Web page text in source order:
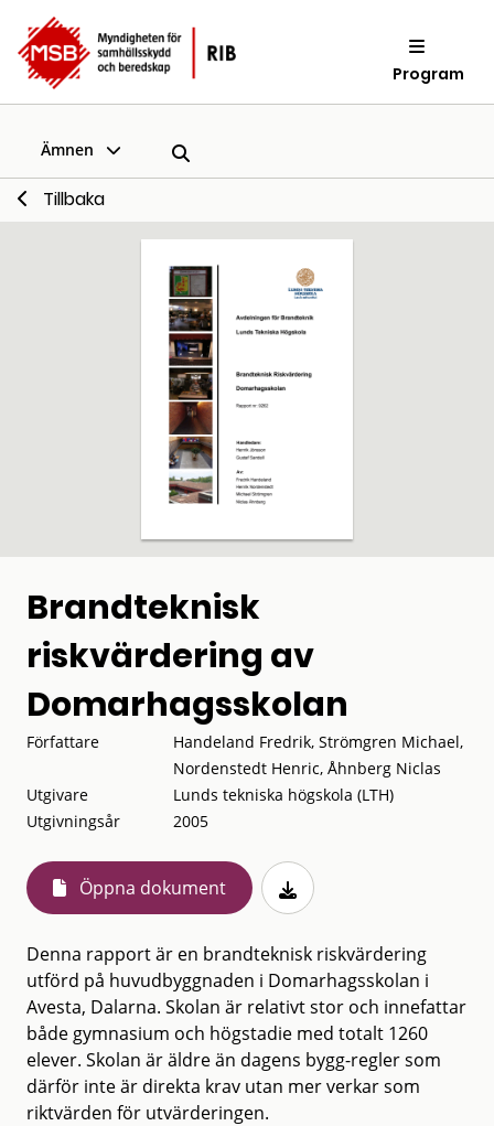
Program
Ämnen
Tillbaka
Brandteknisk
riskvärdering av
Domarhagsskolan
Författare
Handeland Fredrik, Strömgren Michael,
Nordenstedt Henric, Åhnberg Niclas
Utgivare
Lunds tekniska högskola (LTH)
Utgivningsår
2005
Öppna dokument
Denna rapport är en brandteknisk riskvärdering
utförd på huvudbyggnaden i Domarhagsskolan i
Avesta, Dalarna. Skolan är relativt stor och innefattar
både gymnasium och högstadie med totalt 1260
elever. Skolan är äldre än dagens bygg-regler som
därför inte är direkta krav utan mer verkar som
riktvärden för utvärderingen.